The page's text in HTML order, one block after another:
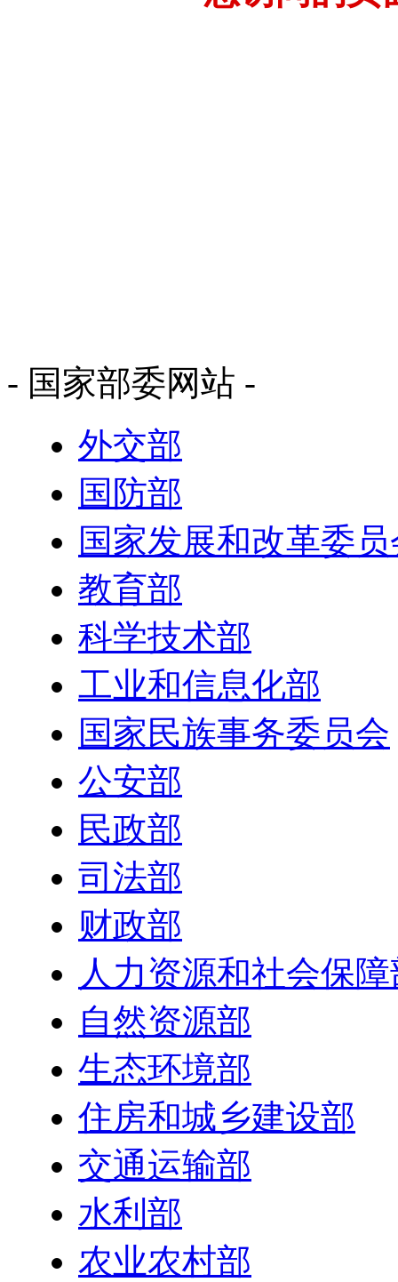
- 国家部委网站 -
外交部
国防部
国家发展和改革委
教育部
科学技术部
工业和信息化部
国家民族事务委员会
公安部
民政部
司法部
财政部
人力资源和社会保
自然资源部
生态环境部
住房和城乡建设部
交通运输部
水利部
农业农村部